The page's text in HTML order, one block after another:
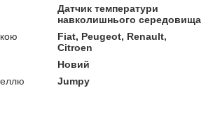
Датчик температури
навколишнього середовища
Fiat, Peugeot, Renault,
Citroen
Новий
Jumpy